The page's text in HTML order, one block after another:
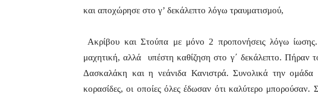
και αποχώρησε στο γ’ δεκάλεπτο λόγω τραυματισμού,
Ακρίβου και Στούπα με μόνο 2 προπονήσεις λόγω
μαχητική, αλλά υπέστη καθίζηση στο γ΄ δεκάλεπτο. Πήραν
Δασκαλάκη και η νεάνιδα Κανιστρά. Συνολικά την
κορασίδες, οι οποίες όλες έδωσαν ότι καλύτερο μπορούσαν.